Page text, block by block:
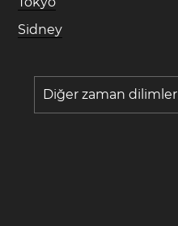
Sidney
Diğer zaman